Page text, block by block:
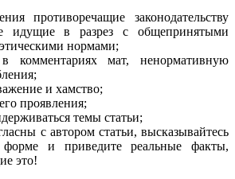
противоречащие законодательству
в разрез с общепринятыми
нормами;
в комментариях мат, ненормативную
и хамство;
проявления;
темы статьи;
с автором статьи, высказывайтесь
форме и приведите реальные факты,
это!